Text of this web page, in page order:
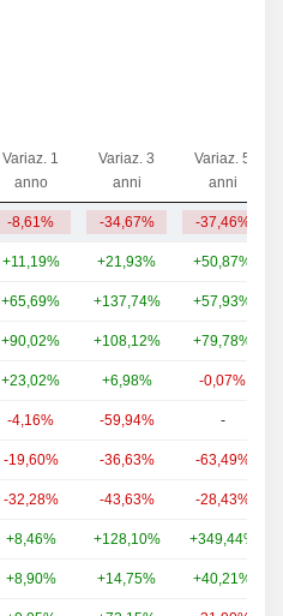
Variaz. 1
anno
Variaz. 3
anni
Variaz. 5
anni
-8,61% -34,67% -37,46%
+11,19% +21,93% +50,87%
+65,69% +137,74% +57,93%
+90,02% +108,12% +79,78%
+23,02% +6,98% -0,07%
-4,16% -59,94% -
-19,60% -36,63% -63,49%
-32,28% -43,63% -28,43%
+8,46% +128,10% +349,44%
+8,90% +14,75% +40,21%